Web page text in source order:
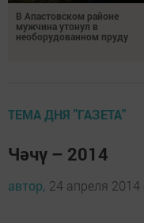
В Апастовском районе
мужчина утонул в
необорудованном пруду
ТЕМА ДНЯ "ГАЗЕТА"
Чәчү – 2014
автор, 24 апреля 2014